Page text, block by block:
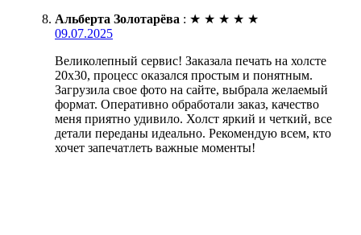
Альберта Золотарёва : ★ ★ ★ ★ ★
09.07.2025
Великолепный сервис! Заказала печать на холсте
20х30, процесс оказался простым и понятным.
Загрузила свое фото на сайте, выбрала желаемый
формат. Оперативно обработали заказ, качество
меня приятно удивило. Холст яркий и четкий, все
детали переданы идеально. Рекомендую всем, кто
хочет запечатлеть важные моменты!